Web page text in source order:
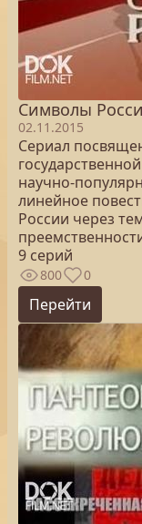
Символы
02.11.2015
Сериал
научно-
линейное
России через
9 серий
800 0
Перейти